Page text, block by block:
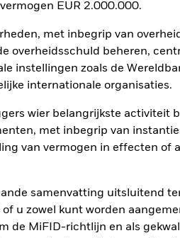
EUR 2.000.000.
met inbegrip van
overheidsschuld beheren,
instellingen zoals de
internationale organisaties.
wier belangrijkste activiteit
met inbegrip van
van vermogen in effecten of
samenvatting uitsluitend
u zowel kunt worden
de MiFID-richtlijn en als
opgenomen.
Toon
SFDR Web Disclosure